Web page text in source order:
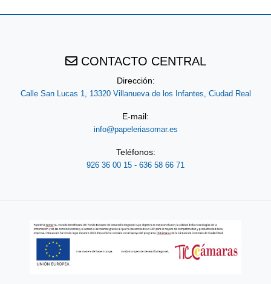
CONTACTO CENTRAL
Dirección:
Calle San Lucas 1, 13320 Villanueva de los Infantes, Ciudad Real
E-mail:
info@papeleriasomar.es
Teléfonos:
926 36 00 15 - 636 58 66 71
2022